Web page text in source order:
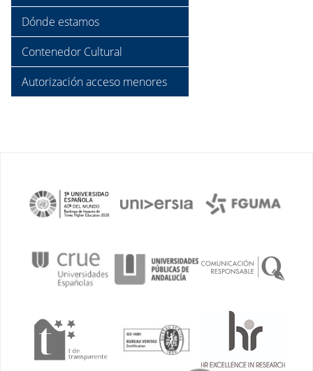
Dónde estamos
Contenedor Cultural
Autorización acceso menores